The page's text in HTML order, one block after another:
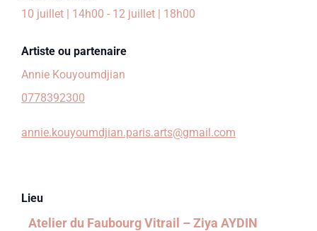
10 juillet | 14h00 - 12 juillet | 18h00
Artiste ou partenaire
Annie Kouyoumdjian
0778392300
annie.kouyoumdjian.paris.arts@gmail.com
Lieu
Atelier du Faubourg Vitrail – Ziya AYDIN